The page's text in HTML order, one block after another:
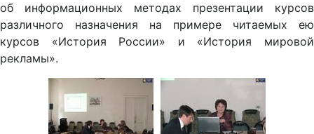
об информационных методах презентации курсов
различного назначения на примере читаемых ею
курсов «История России» и «История мировой
рекламы».